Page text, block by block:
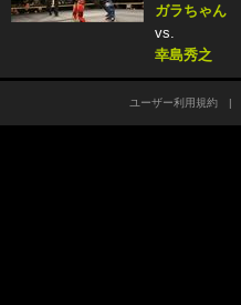
ガラちゃん
vs.
幸島秀之
ユーザー利用規約|